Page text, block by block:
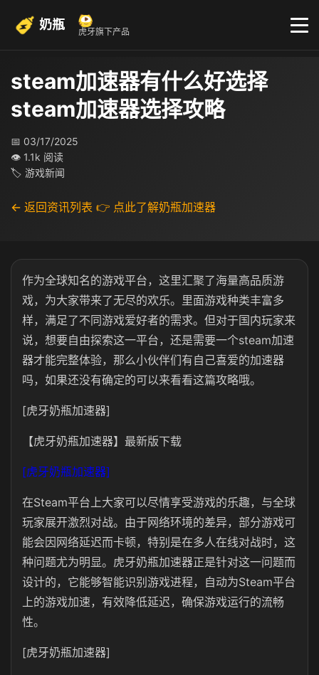
奶瓶 虎牙旗下产品
steam加速器有什么好选择
steam加速器选择攻略
📅 03/17/2025
👁 1.1k 阅读
🏷 游戏新闻
← 返回资讯列表 👉 点此了解奶瓶加速器
作为全球知名的游戏平台，这里汇聚了海量高品质游
戏，为大家带来了无尽的欢乐。里面游戏种类丰富多
样，满足了不同游戏爱好者的需求。但对于国内玩家来
说，想要自由探索这一平台，还是需要一个steam加速
器才能完整体验，那么小伙伴们有自己喜爱的加速器
吗，如果还没有确定的可以来看看这篇攻略哦。
[虎牙奶瓶加速器]
【虎牙奶瓶加速器】最新版下载
[虎牙奶瓶加速器]
在Steam平台上大家可以尽情享受游戏的乐趣，与全球
玩家展开激烈对战。由于网络环境的差异，部分游戏可
能会因网络延迟而卡顿，特别是在多人在线对战时，这
种问题尤为明显。虎牙奶瓶加速器正是针对这一问题而
设计的，它能够智能识别游戏进程，自动为Steam平台
上的游戏加速，有效降低延迟，确保游戏运行的流畅
性。
[虎牙奶瓶加速器]